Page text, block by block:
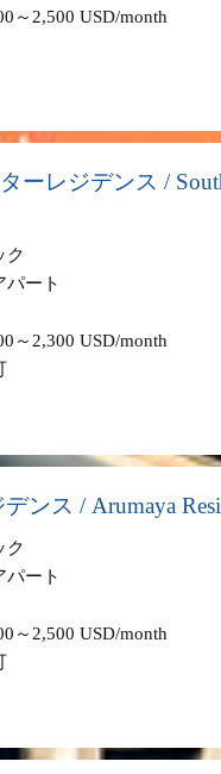
～2,500 USD/month
ーレジデンス /
ク
パート
～2,300 USD/month
ンス / Arumaya
ク
パート
～2,500 USD/month